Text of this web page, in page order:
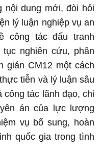
nội dung mới, đòi hỏi
lý luận nghiệp vụ an
công tác đấu tranh
nghiên cứu, phân
gián CM12 một cách
tiễn và lý luận sâu
công tác lãnh đạo, chỉ
án của lực lượng
vụ bổ sung, hoàn
quốc gia trong tình